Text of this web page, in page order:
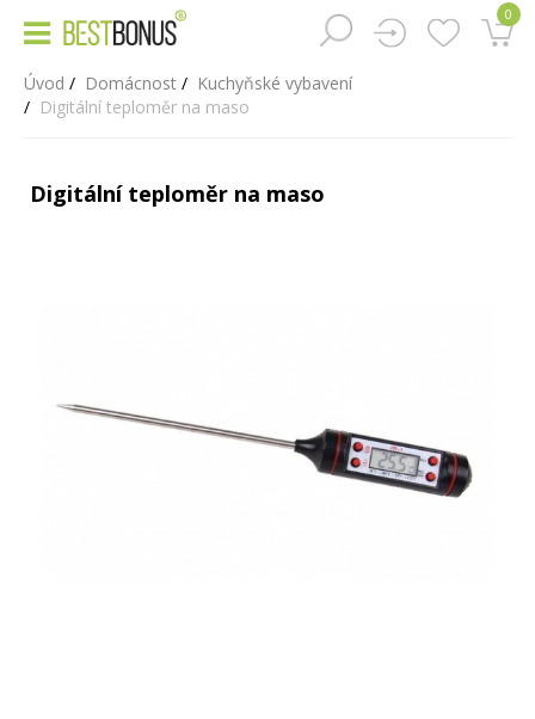
0
Úvod Domácnost
Kuchyňské vybavení
Digitální teploměr na maso
Digitální teploměr na maso